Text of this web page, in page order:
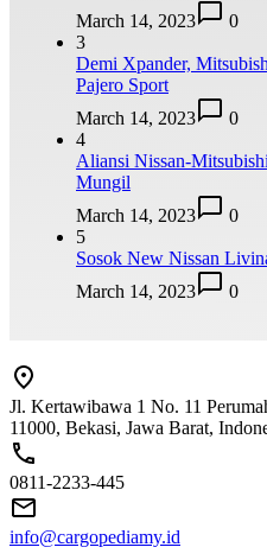
March 14, 2023
0
3
Demi Xpander,
Pajero Sport
March 14, 2023
0
4
Aliansi Nissan-
Mungil
March 14, 2023
0
5
Sosok New Nissan
March 14, 2023
0
Jl. Kertawibawa 1 No. 11
11000, Bekasi, Jawa Barat,
0811-2233-445
info@cargopediamy.id